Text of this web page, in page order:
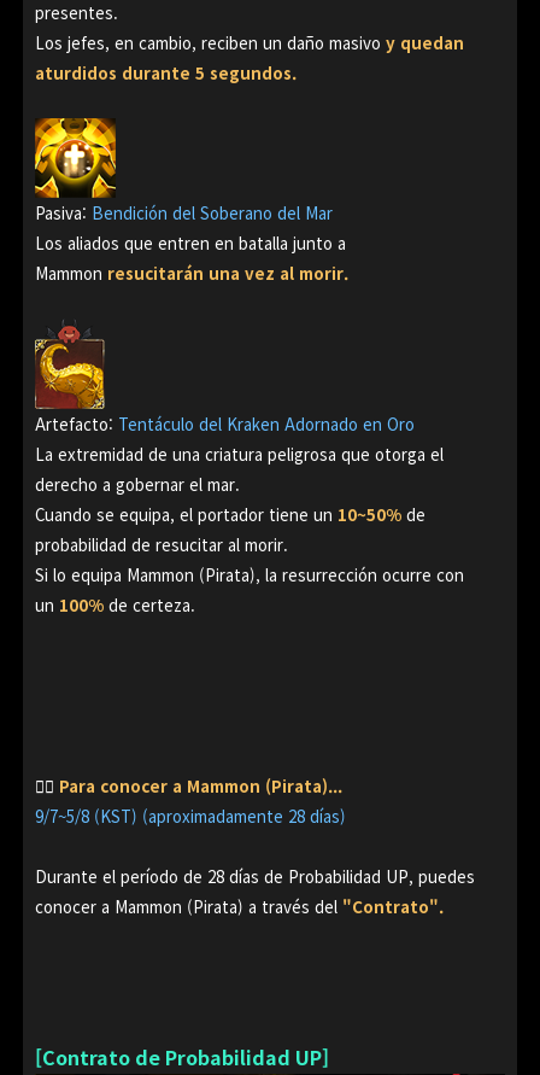
presentes.
Los jefes, en cambio, reciben un daño masivo y quedan
aturdidos durante 5 segundos.
Pasiva: Bendición del Soberano del Mar
Los aliados que entren en batalla junto a
Mammon resucitarán una vez al morir.
Artefacto: Tentáculo del Kraken Adornado en Oro
La extremidad de una criatura peligrosa que otorga el
derecho a gobernar el mar.
Cuando se equipa, el portador tiene un 10~50% de
probabilidad de resucitar al morir.
Si lo equipa Mammon (Pirata), la resurrección ocurre con
un 100% de certeza.
👉🏻 Para conocer a Mammon (Pirata)...
9/7~5/8 (KST) (aproximadamente 28 días)
Durante el período de 28 días de Probabilidad UP, puedes
conocer a Mammon (Pirata) a través del "Contrato".
[Contrato de Probabilidad UP]